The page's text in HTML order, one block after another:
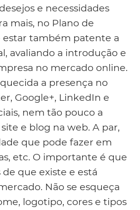
e necessidades
mais, no Plano de
também patente a
avaliando a introdução e
no mercado online.
a presença no
Google+, LinkedIn e
nem tão pouco a
e blog na web. A par,
que pode fazer em
etc. O importante é que
de que existe e está
Não se esqueça
logotipo, cores e tipos